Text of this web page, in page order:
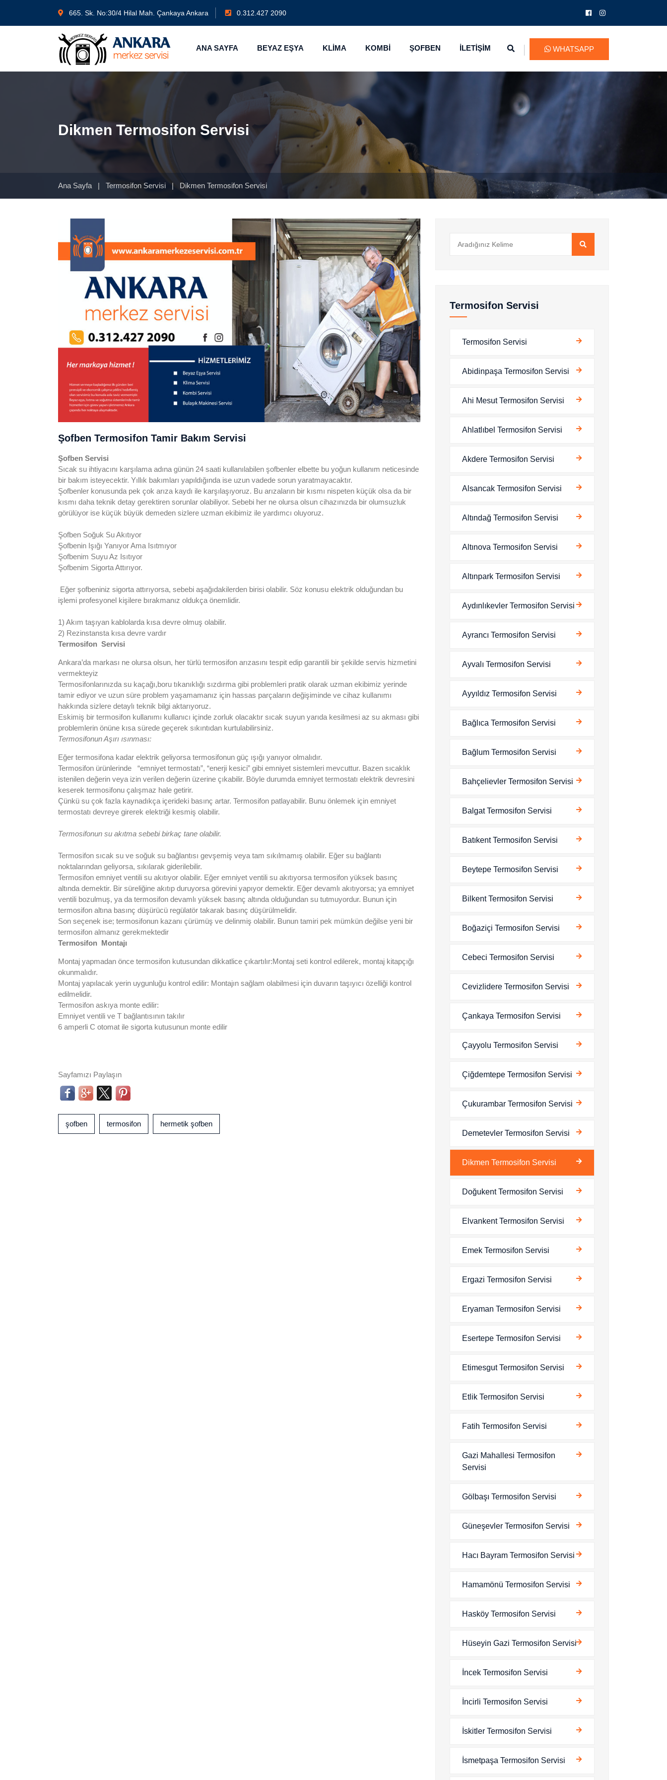
665. Sk. No:30/4 Hilal Mah. Çankaya Ankara 0.312.427 2090
ANA SAYFA BEYAZ EŞYA KLİMA KOMBİ ŞOFBEN İLETİŞİM WHATSAPP
Dikmen Termosifon Servisi
Ana Sayfa | Termosifon Servisi | Dikmen Termosifon Servisi
Şofben Termosifon Tamir Bakım Servisi
Şofben Servisi
Sıcak su ihtiyacını karşılama adına günün 24 saati kullanılabilen şofbenler elbette bu yoğun kullanım neticesinde
bir bakım isteyecektir. Yıllık bakımları yapıldığında ise uzun vadede sorun yaratmayacaktır.
Şofbenler konusunda pek çok arıza kaydı ile karşılaşıyoruz. Bu arızaların bir kısmı nispeten küçük olsa da bir
kısmı daha teknik detay gerektiren sorunlar olabiliyor. Sebebi her ne olursa olsun cihazınızda bir olumsuzluk
görülüyor ise küçük büyük demeden sizlere uzman ekibimiz ile yardımcı oluyoruz.
Şofben Soğuk Su Akıtıyor
Şofbenin Işığı Yanıyor Ama Isıtmıyor
Şofbenim Suyu Az Isıtıyor
Şofbenim Sigorta Attırıyor.
Eğer şofbeniniz sigorta attırıyorsa, sebebi aşağıdakilerden birisi olabilir. Söz konusu elektrik olduğundan bu
işlemi profesyonel kişilere bırakmanız oldukça önemlidir.
1) Akım taşıyan kablolarda kısa devre olmuş olabilir.
2) Rezinstansta kısa devre vardır
Termosifon Servisi
Ankara’da markası ne olursa olsun, her türlü termosifon arızasını tespit edip garantili bir şekilde servis hizmetini
vermekteyiz
Termosifonlarınızda su kaçağı,boru tıkanıklığı sızdırma gibi problemleri pratik olarak uzman ekibimiz yerinde
tamir ediyor ve uzun süre problem yaşamamanız için hassas parçaların değişiminde ve cihaz kullanımı
hakkında sizlere detaylı teknik bilgi aktarıyoruz.
Eskimiş bir termosifon kullanımı kullanıcı içinde zorluk olacaktır sıcak suyun yarıda kesilmesi az su akması gibi
problemlerin önüne kısa sürede geçerek sıkıntıdan kurtulabilirsiniz.
Termosifonun Aşırı ısınması:
Eğer termosifona kadar elektrik geliyorsa termosifonun güç ışığı yanıyor olmalıdır.
Termosifon ürünlerinde “emniyet termostatı”, “enerji kesici” gibi emniyet sistemleri mevcuttur. Bazen sıcaklık
istenilen değerin veya izin verilen değerin üzerine çıkabilir. Böyle durumda emniyet termostatı elektrik devresini
keserek termosifonu çalışmaz hale getirir.
Çünkü su çok fazla kaynadıkça içerideki basınç artar. Termosifon patlayabilir. Bunu önlemek için emniyet
termostatı devreye girerek elektriği kesmiş olabilir.
Termosifonun su akıtma sebebi birkaç tane olabilir.
Termosifon sıcak su ve soğuk su bağlantısı gevşemiş veya tam sıkılmamış olabilir. Eğer su bağlantı
noktalarından geliyorsa, sıkılarak giderilebilir.
Termosifon emniyet ventili su akıtıyor olabilir. Eğer emniyet ventili su akıtıyorsa termosifon yüksek basınç
altında demektir. Bir süreliğine akıtıp duruyorsa görevini yapıyor demektir. Eğer devamlı akıtıyorsa; ya emniyet
ventili bozulmuş, ya da termosifon devamlı yüksek basınç altında olduğundan su tutmuyordur. Bunun için
termosifon altına basınç düşürücü regülatör takarak basınç düşürülmelidir.
Son seçenek ise; termosifonun kazanı çürümüş ve delinmiş olabilir. Bunun tamiri pek mümkün değilse yeni bir
termosifon almanız gerekmektedir
Termosifon Montajı
Montaj yapmadan önce termosifon kutusundan dikkatlice çıkartılır:Montaj seti kontrol edilerek, montaj kitapçığı
okunmalıdır.
Montaj yapılacak yerin uygunluğu kontrol edilir: Montajın sağlam olabilmesi için duvarın taşıyıcı özelliği kontrol
edilmelidir.
Termosifon askıya monte edilir:
Emniyet ventili ve T bağlantısının takılır
6 amperli C otomat ile sigorta kutusunun monte edilir
Sayfamızı Paylaşın
şofben termosifon hermetik şofben
Termosifon Servisi
Termosifon Servisi
Abidinpaşa Termosifon Servisi
Ahi Mesut Termosifon Servisi
Ahlatlıbel Termosifon Servisi
Akdere Termosifon Servisi
Alsancak Termosifon Servisi
Altındağ Termosifon Servisi
Altınova Termosifon Servisi
Altınpark Termosifon Servisi
Aydınlıkevler Termosifon Servisi
Ayrancı Termosifon Servisi
Ayvalı Termosifon Servisi
Ayyıldız Termosifon Servisi
Bağlıca Termosifon Servisi
Bağlum Termosifon Servisi
Bahçelievler Termosifon Servisi
Balgat Termosifon Servisi
Batıkent Termosifon Servisi
Beytepe Termosifon Servisi
Bilkent Termosifon Servisi
Boğaziçi Termosifon Servisi
Cebeci Termosifon Servisi
Cevizlidere Termosifon Servisi
Çankaya Termosifon Servisi
Çayyolu Termosifon Servisi
Çiğdemtepe Termosifon Servisi
Çukurambar Termosifon Servisi
Demetevler Termosifon Servisi
Dikmen Termosifon Servisi
Doğukent Termosifon Servisi
Elvankent Termosifon Servisi
Emek Termosifon Servisi
Ergazi Termosifon Servisi
Eryaman Termosifon Servisi
Esertepe Termosifon Servisi
Etimesgut Termosifon Servisi
Etlik Termosifon Servisi
Fatih Termosifon Servisi
Gazi Mahallesi Termosifon
Servisi
Gölbaşı Termosifon Servisi
Güneşevler Termosifon Servisi
Hacı Bayram Termosifon Servisi
Hamamönü Termosifon Servisi
Hasköy Termosifon Servisi
Hüseyin Gazi Termosifon Servisi
İncek Termosifon Servisi
İncirli Termosifon Servisi
İskitler Termosifon Servisi
İsmetpaşa Termosifon Servisi